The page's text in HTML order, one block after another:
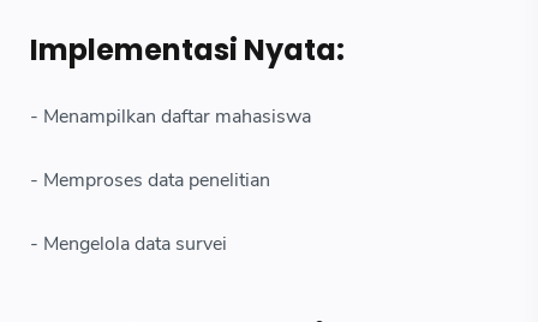
Implementasi Nyata:
- Menampilkan daftar mahasiswa
- Memproses data penelitian
- Mengelola data survei